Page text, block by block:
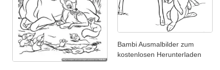
Bambi Ausmalbilder zum
kostenlosen Herunterladen